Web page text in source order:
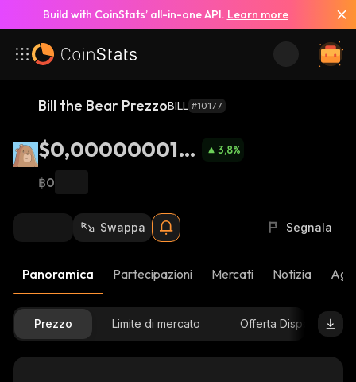
Build with CoinStats’ all-in-one API. Learn more
Bill the Bear PrezzoBILL #10177
$0,000000018
28
3,8%
฿0
Swappa Segnala
Panoramica Partecipazioni Mercati Notizia
Prezzo Limite di mercato Offerta Disponibile